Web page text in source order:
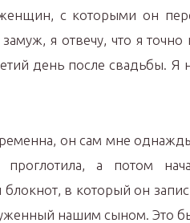
с которыми он
я отвечу, что я
день после свадьбы.
он сам мне
а потом
в который он
нашим сыном. Это